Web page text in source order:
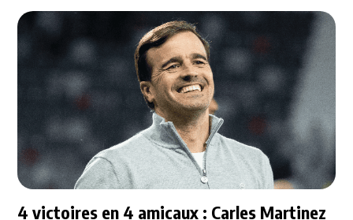
4 victoires en 4 amicaux : Carles Martinez